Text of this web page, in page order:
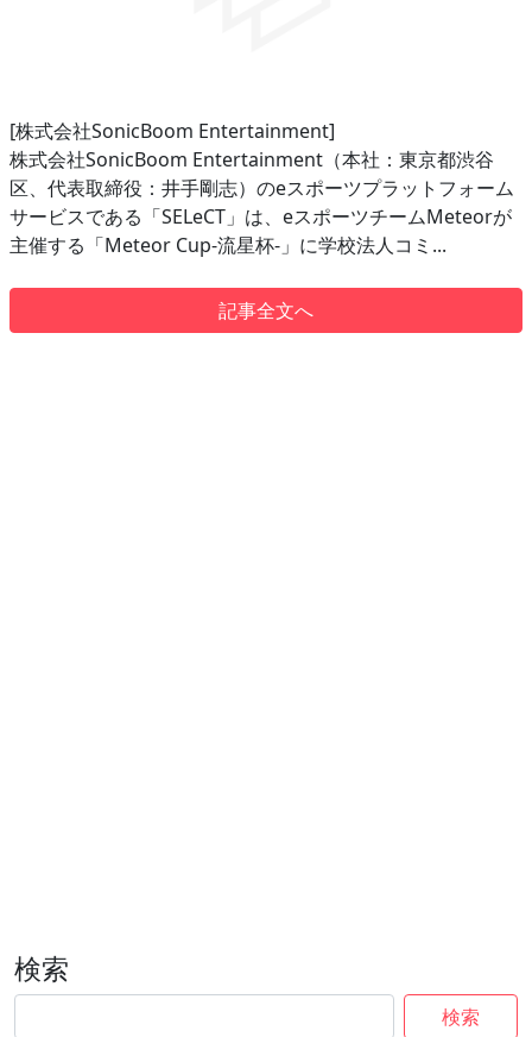
[株式会社SonicBoom Entertainment]
株式会社SonicBoom Entertainment（本社：東京都渋谷
区、代表取締役：井手剛志）のeスポーツプラットフォーム
サービスである「SELeCT」は、eスポーツチームMeteorが
主催する「Meteor Cup-流星杯-」に学校法人コミ...
記事全文へ
検索
検索